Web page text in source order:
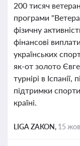
200 тисяч
програми
фізичну
фінансові
українських
як-от золото
турнірі в
підтримки
країні.
LIGA ZAKON, 15